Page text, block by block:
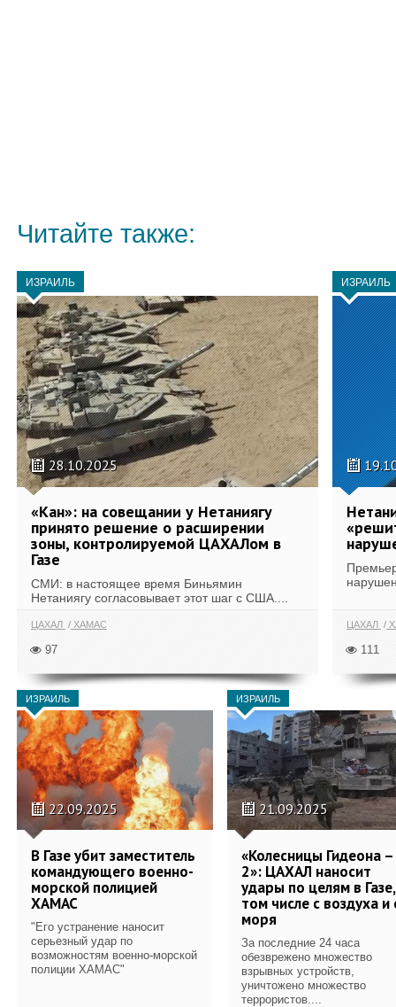
Читайте также:
ИЗРАИЛЬ
28.10.2025
«Кан»: на совещании у Нетаниягу
принято решение о расширении
зоны, контролируемой ЦАХАЛом в
Газе
СМИ: в настоящее время Биньямин
Нетаниягу согласовывает этот шаг с США....
ЦАХАЛ ХАМАС
97
ИЗРАИЛЬ
ЦАХАЛ
111
ИЗРАИЛЬ
22.09.2025
В Газе убит заместитель
командующего военно-
морской полицией
ХАМАС
"Его устранение наносит
серьезный удар по
возможностям военно-морской
полиции ХАМАС"
ИЗРАИЛЬ
21.09.2025
«Колесницы Гидеона –
2»: ЦАХАЛ наносит
удары по целям в
том числе с воздуха и
моря
За последние 24 часа
обезврежено множество
взрывных устройств,
уничтожено множество
террористов....